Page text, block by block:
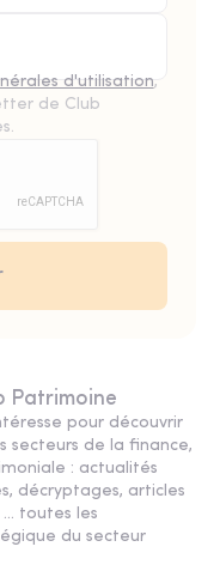
d'utilisation,
de Club
Patrimoine
pour découvrir
secteurs de la finance,
: actualités
décryptages, articles
toutes les
du secteur